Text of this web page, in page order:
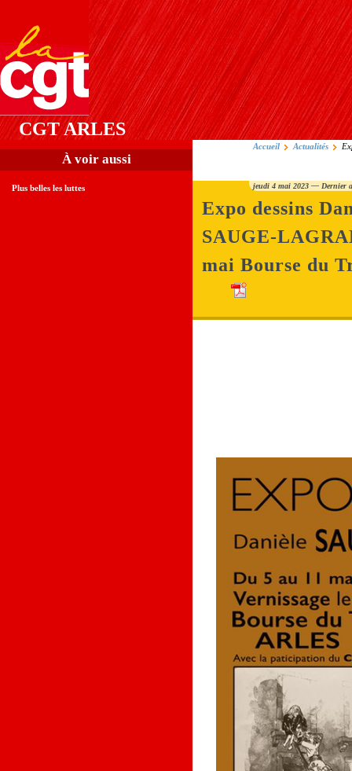
CGT ARLES
Accueil Actualités
jeudi 4 mai 2023 — Dernier
Expo dessins
SAUGE-
mai Bourse du
À voir aussi
Plus belles les luttes